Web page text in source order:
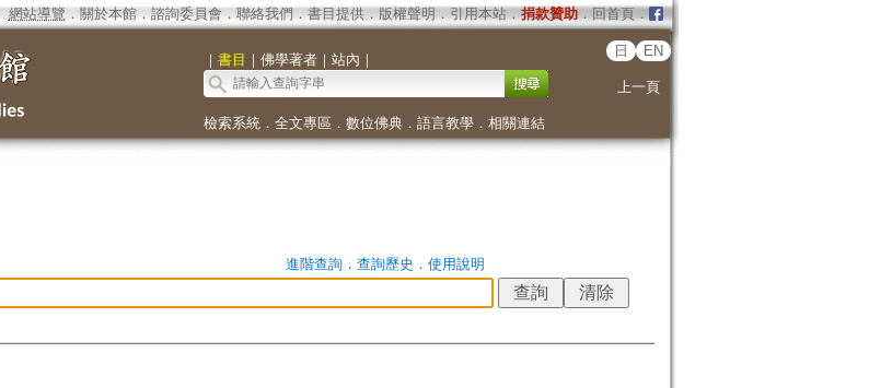
網站導覽 ． 關於本館． 諮詢委員會． 聯絡我們 ． 書目提供． 版權聲明 ． 引用本站． 捐款贊助．回首頁．
｜ 書目 ｜ 佛學著者｜ 站內 ｜
日 EN
上一頁
檢索系統． 全文專區 ． 數位佛典． 語言教學． 相關連結
進階查詢． 查詢歷史 ． 使用說明